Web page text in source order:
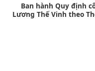
Ban hành Quy định
Lương Thế Vinh theo